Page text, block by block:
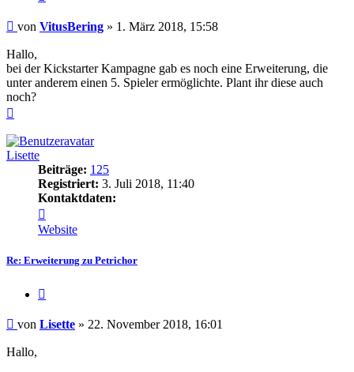
Beitrag
von VitusBering » 1. März 2018, 15:58
Hallo,
bei der Kickstarter Kampagne gab es noch eine Erweiterung, die
unter anderem einen 5. Spieler ermöglichte. Plant ihr diese auch
noch?
Lisette
Beiträge: 125
Registriert: 3. Juli 2018, 11:40
Kontaktdaten:
von
Lisette
Website
Re: Erweiterung zu Petrichor
Beitrag
von Lisette » 22. November 2018, 16:01
Hallo,